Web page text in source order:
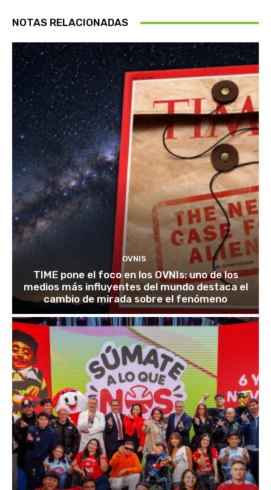
NOTAS RELACIONADAS
OVNIS
TIME pone el foco en los OVNIs: uno de los
medios más influyentes del mundo destaca el
cambio de mirada sobre el fenómeno